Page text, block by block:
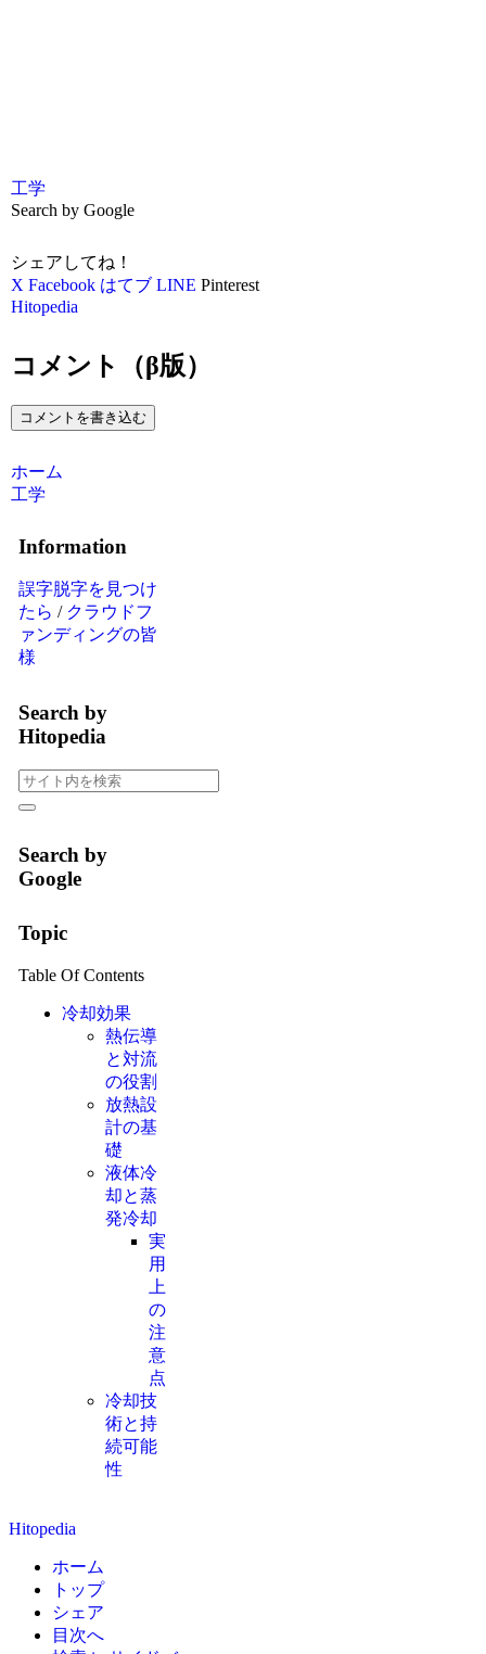
工学
Search by Google
シェアしてね！
X Facebook はてブ LINE Pinterest
Hitopedia
コメント（β版）
コメントを書き込む
ホーム
工学
Information
誤字脱字を見つけ
たら / クラウドフ
ァンディングの皆
様
Search by
Hitopedia
Search by
Google
Topic
Table Of Contents
冷却効果
熱伝導
と対流
の役割
放熱設
計の基
礎
液体冷
却と蒸
発冷却
実
用
上
の
注
意
点
冷却技
術と持
続可能
性
Hitopedia
ホーム
トップ
シェア
目次へ